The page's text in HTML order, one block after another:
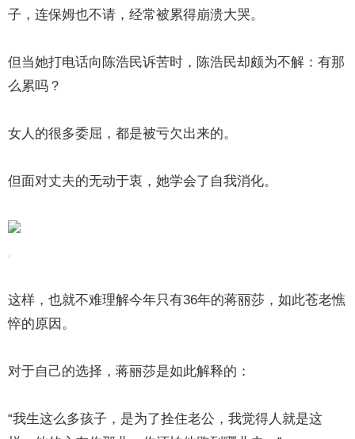
子，连保姆也不请，经常被累得崩溃大哭。
但当她打电话向陈浩民诉苦时，陈浩民却颇为不解：有那
么累吗？
女人的很多委屈，都是被亏欠出来的。
但面对丈夫的无动于衷，她学会了自我消化。
这样，也就不难理解今年只有36年的蒋丽莎，如此苍老憔
悴的原因。
对于自己的选择，蒋丽莎是如此解释的：
“我生这么多孩子，是为了拴住老公，我觉得人就是这